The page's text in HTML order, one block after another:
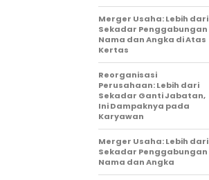
Merger Usaha: Lebih dari
Sekadar Penggabungan
Nama dan Angka di Atas
Kertas
Reorganisasi
Perusahaan: Lebih dari
Sekadar Ganti Jabatan,
Ini Dampaknya pada
Karyawan
Merger Usaha: Lebih dari
Sekadar Penggabungan
Nama dan Angka